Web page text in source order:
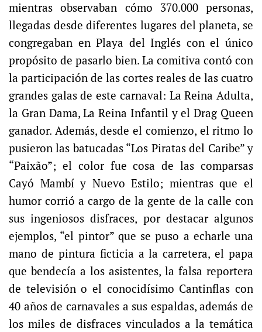
mientras observaban cómo 370.000 personas,
llegadas desde diferentes lugares del planeta, se
congregaban en Playa del Inglés con el único
propósito de pasarlo bien. La comitiva contó con
la participación de las cortes reales de las cuatro
grandes galas de este carnaval: La Reina Adulta,
la Gran Dama, La Reina Infantil y el Drag Queen
ganador. Además, desde el comienzo, el ritmo lo
pusieron las batucadas “Los Piratas del Caribe” y
“Paixão”; el color fue cosa de las comparsas
Cayó Mambí y Nuevo Estilo; mientras que el
humor corrió a cargo de la gente de la calle con
sus ingeniosos disfraces, por destacar algunos
ejemplos, “el pintor” que se puso a echarle una
mano de pintura ficticia a la carretera, el papa
que bendecía a los asistentes, la falsa reportera
de televisión o el conocidísimo Cantinflas con
40 años de carnavales a sus espaldas, además de
los miles de disfraces vinculados a la temática